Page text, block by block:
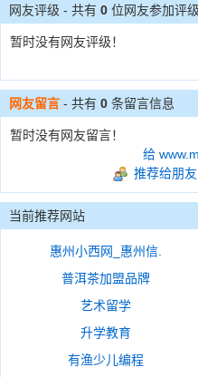
网友评级 - 共有 0 位网友参加评级
暂时没有网友评级！
网友留言 - 共有 0 条留言信息
暂时没有网友留言！
给
推荐给朋友
当前推荐网站
惠州小西网_惠州信.
普洱茶加盟品牌
艺术留学
升学教育
有渔少儿编程